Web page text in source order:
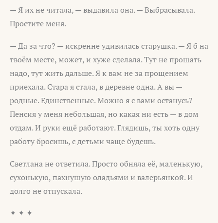
— Я их не читала, — выдавила она. — Выбрасывала.
Простите меня.
— Да за что? — искренне удивилась старушка. — Я б на
твоём месте, может, и хуже сделала. Тут не прощать
надо, тут жить дальше. Я к вам не за прощением
приехала. Стара я стала, в деревне одна. А вы —
родные. Единственные. Можно я с вами останусь?
Пенсия у меня небольшая, но какая ни есть — в дом
отдам. И руки ещё работают. Глядишь, ты хоть одну
работу бросишь, с детьми чаще будешь.
Светлана не ответила. Просто обняла её, маленькую,
сухонькую, пахнущую оладьями и валерьянкой. И
долго не отпускала.
✦ ✦ ✦